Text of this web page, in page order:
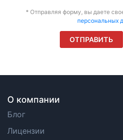
* Отправляя форму, вы даете
персональных
О компании
Блог
Лицензии